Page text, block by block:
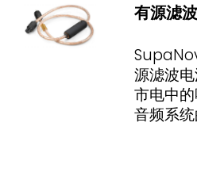
有源滤
源滤波
市电中
音频系统